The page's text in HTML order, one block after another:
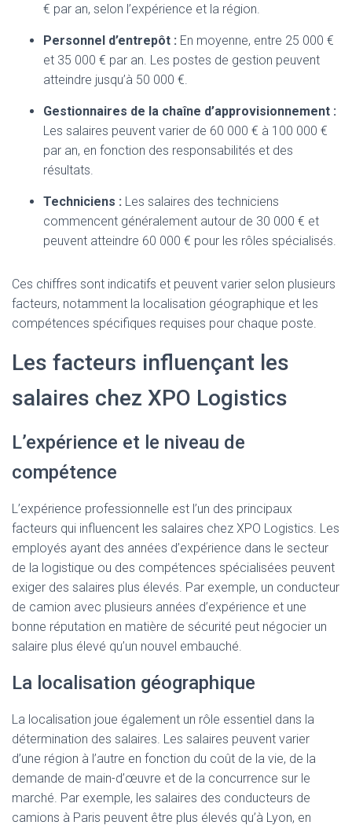
€ par an, selon l’expérience et la région.
Personnel d’entrepôt : En moyenne, entre 25 000 €
et 35 000 € par an. Les postes de gestion peuvent
atteindre jusqu’à 50 000 €.
Gestionnaires de la chaîne d’approvisionnement :
Les salaires peuvent varier de 60 000 € à 100 000 €
par an, en fonction des responsabilités et des
résultats.
Techniciens : Les salaires des techniciens
commencent généralement autour de 30 000 € et
peuvent atteindre 60 000 € pour les rôles spécialisés.
Ces chiffres sont indicatifs et peuvent varier selon plusieurs
facteurs, notamment la localisation géographique et les
compétences spécifiques requises pour chaque poste.
Les facteurs influençant les
salaires chez XPO Logistics
L’expérience et le niveau de
compétence
L’expérience professionnelle est l’un des principaux
facteurs qui influencent les salaires chez XPO Logistics. Les
employés ayant des années d’expérience dans le secteur
de la logistique ou des compétences spécialisées peuvent
exiger des salaires plus élevés. Par exemple, un conducteur
de camion avec plusieurs années d’expérience et une
bonne réputation en matière de sécurité peut négocier un
salaire plus élevé qu’un nouvel embauché.
La localisation géographique
La localisation joue également un rôle essentiel dans la
détermination des salaires. Les salaires peuvent varier
d’une région à l’autre en fonction du coût de la vie, de la
demande de main-d’œuvre et de la concurrence sur le
marché. Par exemple, les salaires des conducteurs de
camions à Paris peuvent être plus élevés qu’à Lyon, en